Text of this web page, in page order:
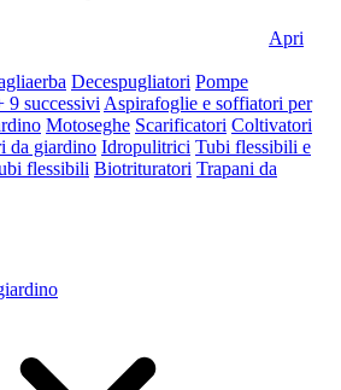
Apri
Decespugliatori Pompe
9 successivi Aspirafoglie e soffiatori per
Motoseghe Scarificatori Coltivatori
da giardino Idropulitrici Tubi flessibili e
flessibili Biotrituratori Trapani da